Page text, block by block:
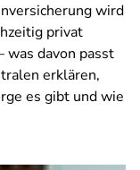
wird
privat
was davon passt
erklären,
es gibt und wie